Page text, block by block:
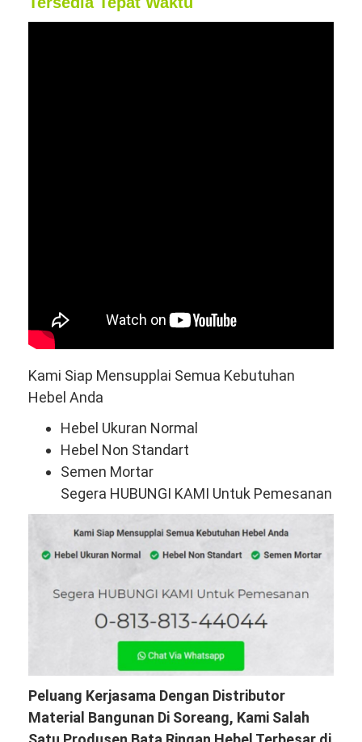
Kami Siap Mensupplai Semua Kebutuhan
Hebel Anda
Hebel Ukuran Normal
Hebel Non Standart
Semen Mortar
Segera HUBUNGI KAMI Untuk Pemesanan
Peluang Kerjasama Dengan Distributor
Material Bangunan Di Soreang, Kami Salah